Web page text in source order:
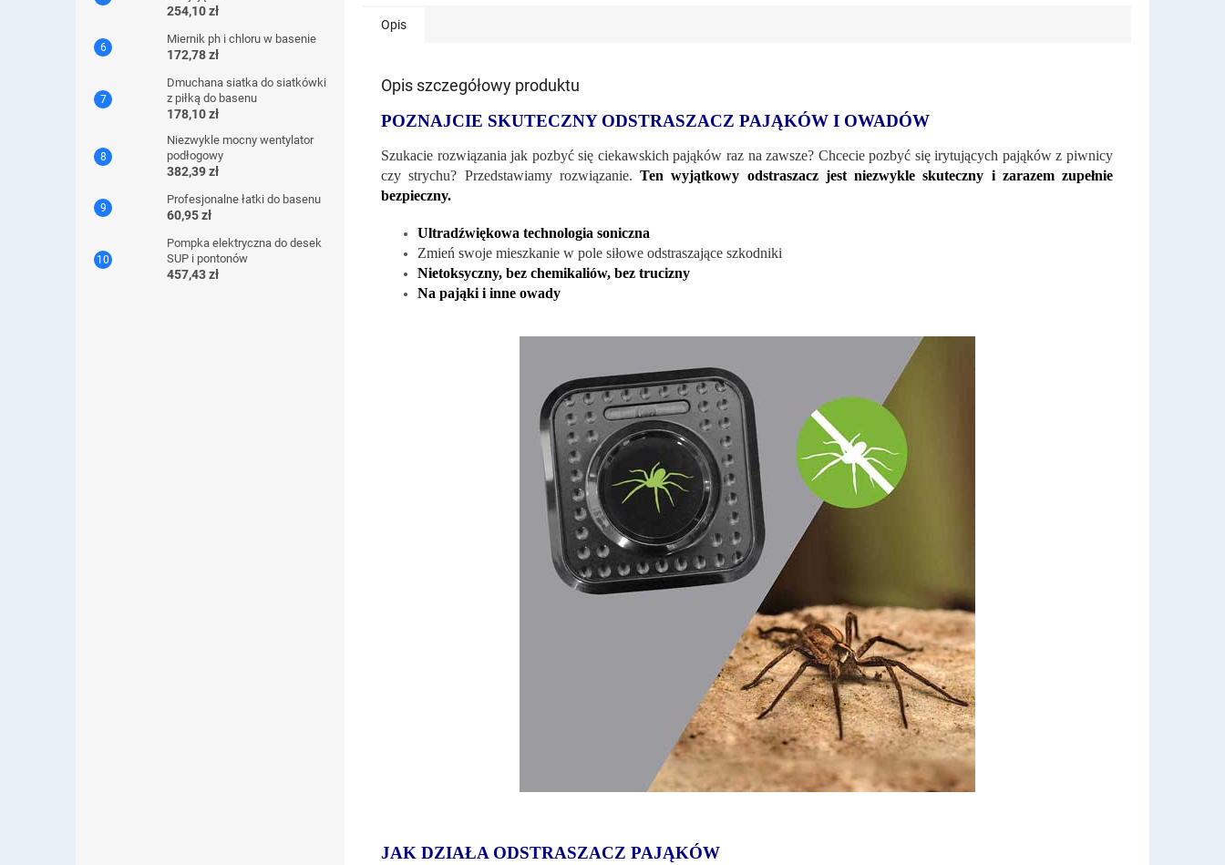
254,10 zł
Miernik ph i chloru w basenie
172,78 zł
Dmuchana siatka do siatkówki
z piłką do basenu
178,10 zł
Niezwykle mocny wentylator
podłogowy
382,39 zł
Profesjonalne łatki do basenu
60,95 zł
Pompka elektryczna do desek
SUP i pontonów
457,43 zł
Opis
Opis szczegółowy produktu
POZNAJCIE SKUTECZNY ODSTRASZACZ PAJĄKÓW I OWADÓW
Szukacie rozwiązania jak pozbyć się ciekawskich pająków raz na zawsze? Chcecie pozbyć się irytujących pająków z piwnicy
czy strychu? Przedstawiamy rozwiązanie. Ten wyjątkowy odstraszacz jest niezwykle skuteczny i zarazem zupełnie
bezpieczny.
Ultradźwiękowa technologia soniczna
Zmień swoje mieszkanie w pole siłowe odstraszające szkodniki
Nietoksyczny, bez chemikaliów, bez trucizny
Na pająki i inne owady
JAK DZIAŁA ODSTRASZACZ PAJĄKÓW